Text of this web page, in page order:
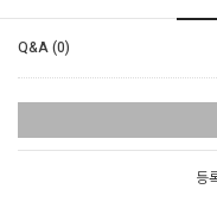
Q&A (0)
등